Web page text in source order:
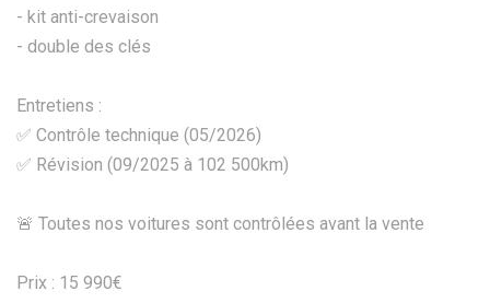
- kit anti-crevaison
- double des clés
Entretiens :
✅ Contrôle technique (05/2026)
✅ Révision (09/2025 à 102 500km)
🚨 Toutes nos voitures sont contrôlées avant la vente
Prix : 15 990€